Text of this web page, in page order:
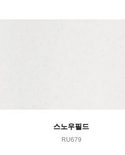
스노우필드
RU679